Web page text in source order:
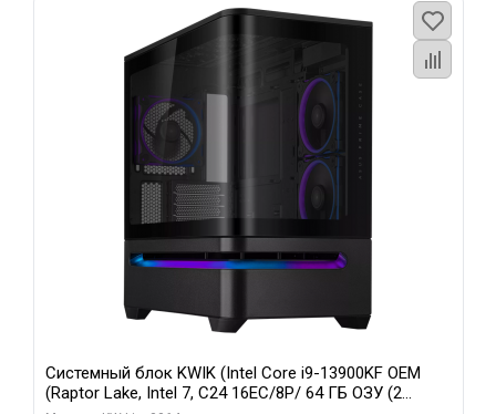
Системный блок KWIK (Intel Core i9-13900KF OEM
(Raptor Lake, Intel 7, C24 16EC/8P/ 64 ГБ ОЗУ (2